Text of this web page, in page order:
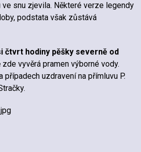
snu zjevila. Některé verze legendy
podstata však zůstává
čtvrt hodiny pěšky severně od
vyvěrá pramen výborné vody.
případech uzdravení na přímluvu P.